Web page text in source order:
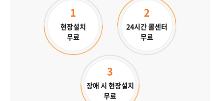
1
현장설치
무료
2
24시간 콜센터
무료
3
장애 시 현장설치
무료